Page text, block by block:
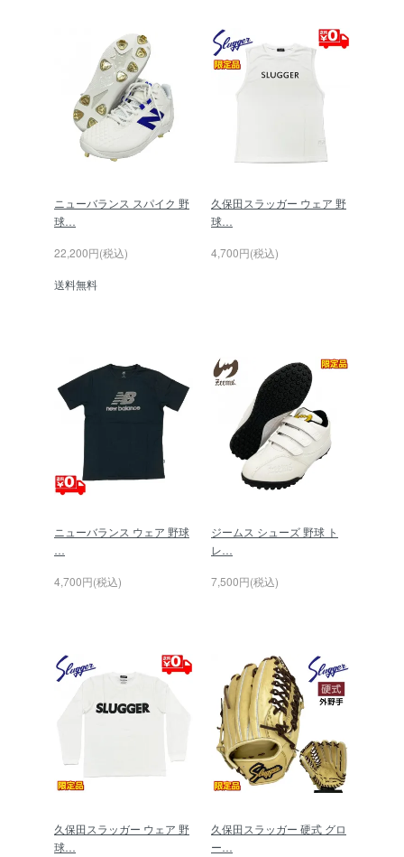
ニューバランス スパイク 野
球…
22,200円(税込)
送料無料
久保田スラッガー ウェア 野
球…
4,700円(税込)
ニューバランス ウェア 野球
…
4,700円(税込)
ジームス シューズ 野球 ト
レ…
7,500円(税込)
久保田スラッガー ウェア 野
球…
久保田スラッガー 硬式 グロ
ー…